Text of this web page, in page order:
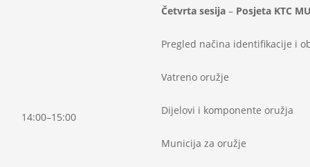
14:00–15:00
Četvrta sesija – Posjeta KTC
Pregled načina identifikacije i
Vatreno oružje
Dijelovi i komponente oružja
Municija za oružje